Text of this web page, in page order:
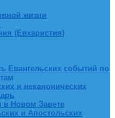
жизни
(Евхаристия)
Евангельских событий по
и неканонических
Новом Завете
и Апостольских